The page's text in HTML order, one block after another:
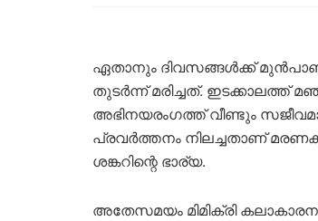
ഏതാനും ദിവസങ്ങൾക്ക്
തുടർന്ന് മരിച്ചത്. ഇടക്കാലത്ത്
അഭിനയരംഗത്ത് വീണ്ടും
പ്രവർത്തനം നിലച്ചതാണ്
ശങ്കറിന്റെ ഭാര്യ.
അതേസമയം മിമിക്രി